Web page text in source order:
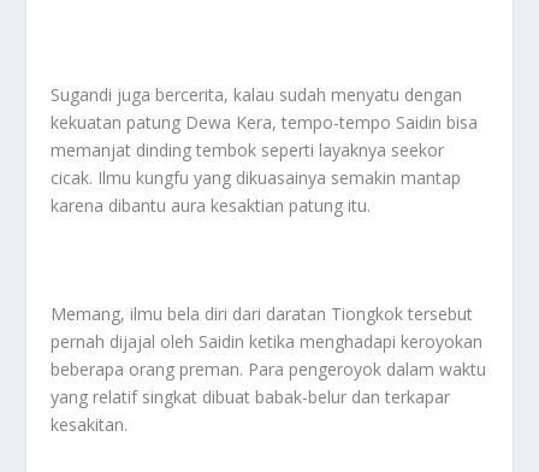
Sugandi juga bercerita, kalau sudah menyatu dengan
kekuatan patung Dewa Kera, tempo-tempo Saidin bisa
memanjat dinding tembok seperti layaknya seekor
cicak. Ilmu kungfu yang dikuasainya semakin mantap
karena dibantu aura kesaktian patung itu.
Memang, ilmu bela diri dari daratan Tiongkok tersebut
pernah dijajal oleh Saidin ketika menghadapi keroyokan
beberapa orang preman. Para pengeroyok dalam waktu
yang relatif singkat dibuat babak-belur dan terkapar
kesakitan.